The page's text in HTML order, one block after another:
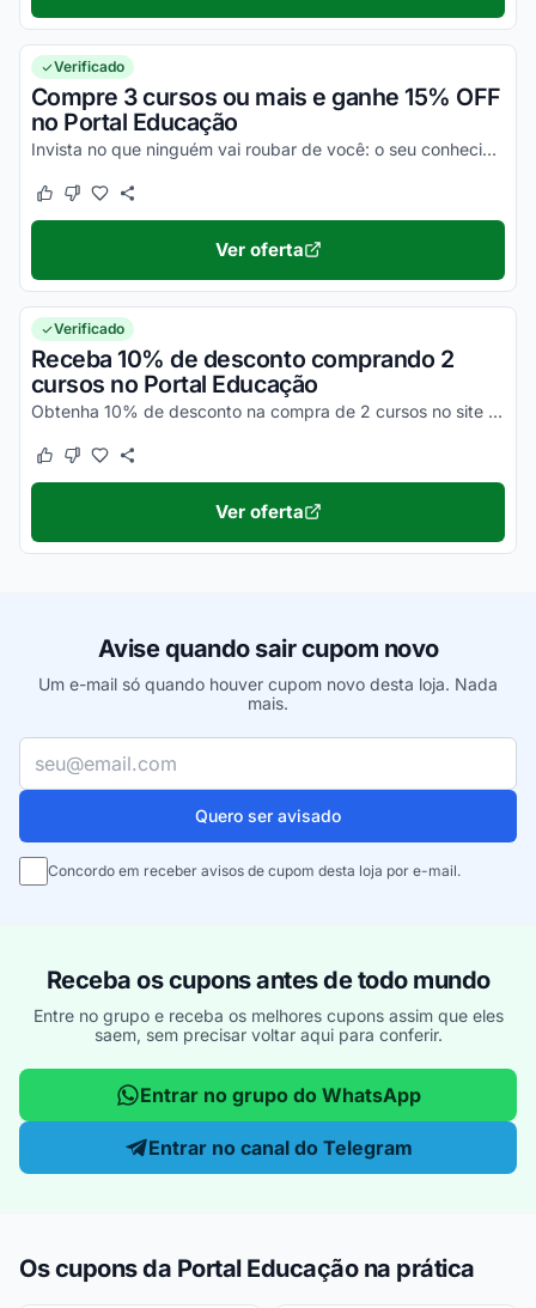
Verificado
Compre 3 cursos ou mais e ganhe 15% OFF
no Portal Educação
Invista no que ninguém vai roubar de você: o seu conhecimento! Adquira 3 cursos no Portal Educação e ganhe 15% de desconto! Aproveite!
Este cupom funcionou
Este cupom não funcionou
Ver oferta
Verificado
Receba 10% de desconto comprando 2
cursos no Portal Educação
Obtenha 10% de desconto na compra de 2 cursos no site do Portal Educação. Invista em si mesmo. Confira!
Este cupom funcionou
Este cupom não funcionou
Ver oferta
Avise quando sair cupom novo
Um e-mail só quando houver cupom novo desta loja. Nada
mais.
Seu e-mail
Quero ser avisado
Concordo em receber avisos de cupom desta loja por e-mail.
Receba os cupons antes de todo mundo
Entre no grupo e receba os melhores cupons assim que eles
saem, sem precisar voltar aqui para conferir.
Entrar no grupo do WhatsApp
Entrar no canal do Telegram
Os cupons da Portal Educação na prática